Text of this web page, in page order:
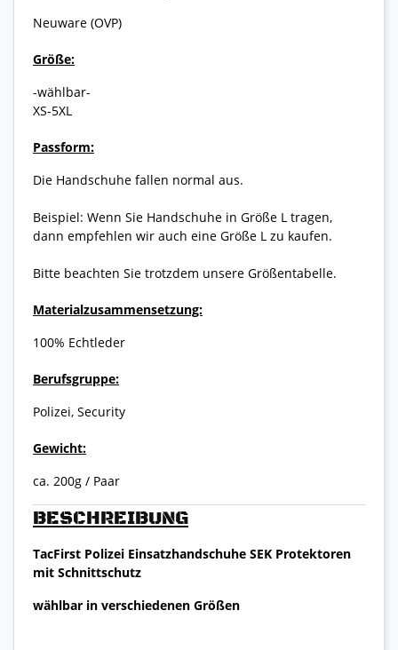
BESCHREIBUNG
TacFirst Polizei Einsatzhandschuhe SEK Protektoren
mit Schnittschutz
wählbar in verschiedenen Größen
Neuware (OVP)
Größe:
-wählbar-
XS-5XL
Passform:
Die Handschuhe fallen normal aus.
Beispiel: Wenn Sie Handschuhe in Größe L tragen,
dann empfehlen wir auch eine Größe L zu kaufen.
Bitte beachten Sie trotzdem unsere Größentabelle.
Materialzusammensetzung:
100% Echtleder
Berufsgruppe:
Polizei, Security
Gewicht:
ca. 200g / Paar